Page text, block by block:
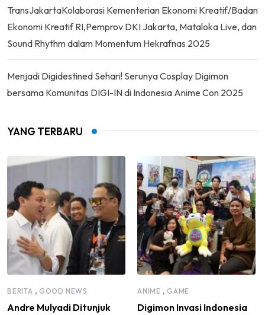
TransJakartaKolaborasi Kementerian Ekonomi Kreatif/Badan
Ekonomi Kreatif RI,Pemprov DKI Jakarta, Mataloka Live, dan
Sound Rhythm dalam Momentum Hekrafnas 2025
Menjadi Digidestined Sehari! Serunya Cosplay Digimon
bersama Komunitas DIGI-IN di Indonesia Anime Con 2025
YANG TERBARU
BERITA , GOOD NEWS
Andre Mulyadi Ditunjuk
ANIME , GAME
Digimon Invasi Indonesia